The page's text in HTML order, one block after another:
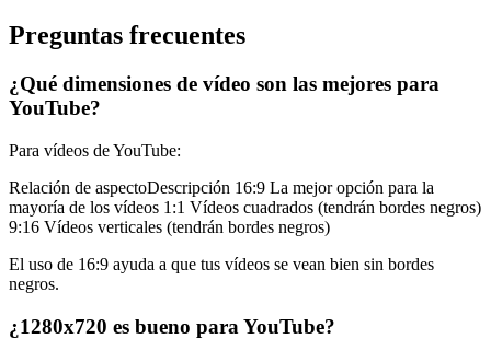
Preguntas frecuentes
¿Qué dimensiones de vídeo son las mejores para
YouTube?
Para vídeos de YouTube:
Relación de aspectoDescripción 16:9 La mejor opción para la
mayoría de los vídeos 1:1 Vídeos cuadrados (tendrán bordes negros)
9:16 Vídeos verticales (tendrán bordes negros)
El uso de 16:9 ayuda a que tus vídeos se vean bien sin bordes
negros.
¿1280x720 es bueno para YouTube?